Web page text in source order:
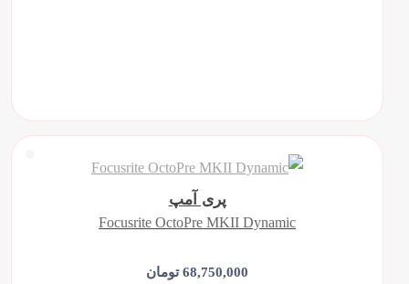
پری آمپ
Focusrite OctoPre MKII Dynamic
68,750,000 تومان